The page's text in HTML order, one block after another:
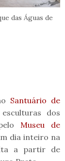
das Águas de
Santuário de
dos
Museu de
dia inteiro na
a partir de